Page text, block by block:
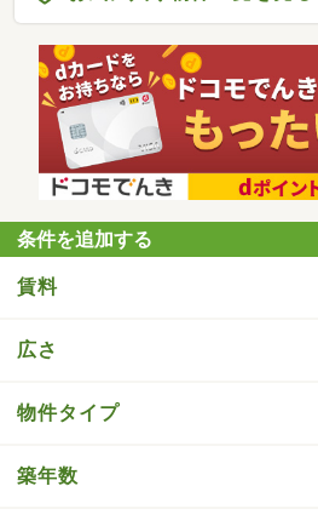
条件を追加する
賃料
広さ
物件タイプ
築年数